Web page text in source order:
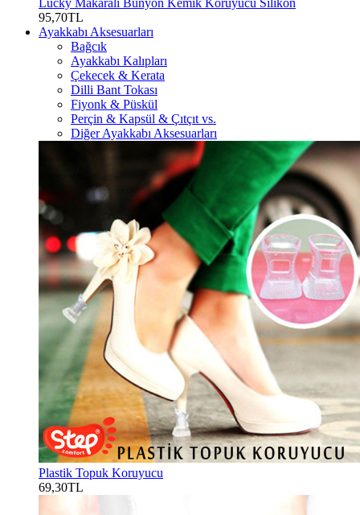
Lucky Makaralı Bunyon Kemik Koruyucu Silikon
95,70TL
Ayakkabı Aksesuarları
Bağcık
Ayakkabı Kalıpları
Çekecek & Kerata
Dilli Bant Tokası
Fiyonk & Püskül
Perçin & Kapsül & Çıtçıt vs.
Diğer Ayakkabı Aksesuarları
Plastik Topuk Koruyucu
69,30TL